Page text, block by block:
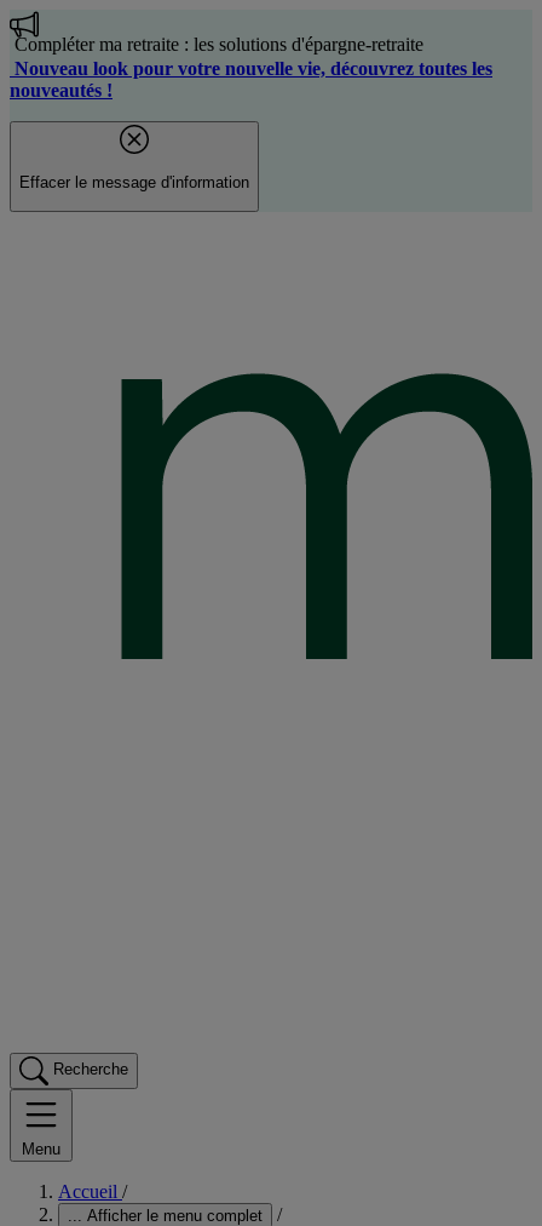
Aller
au
contenu
principal
Nouveau look pour votre nouvelle vie, découvrez toutes les
nouveautés !
Effacer le message d'information
Recherche
Menu
Accueil /
Afficher le menu complet
/
Compléter ma retraite : les solutions d'épargne-retraite